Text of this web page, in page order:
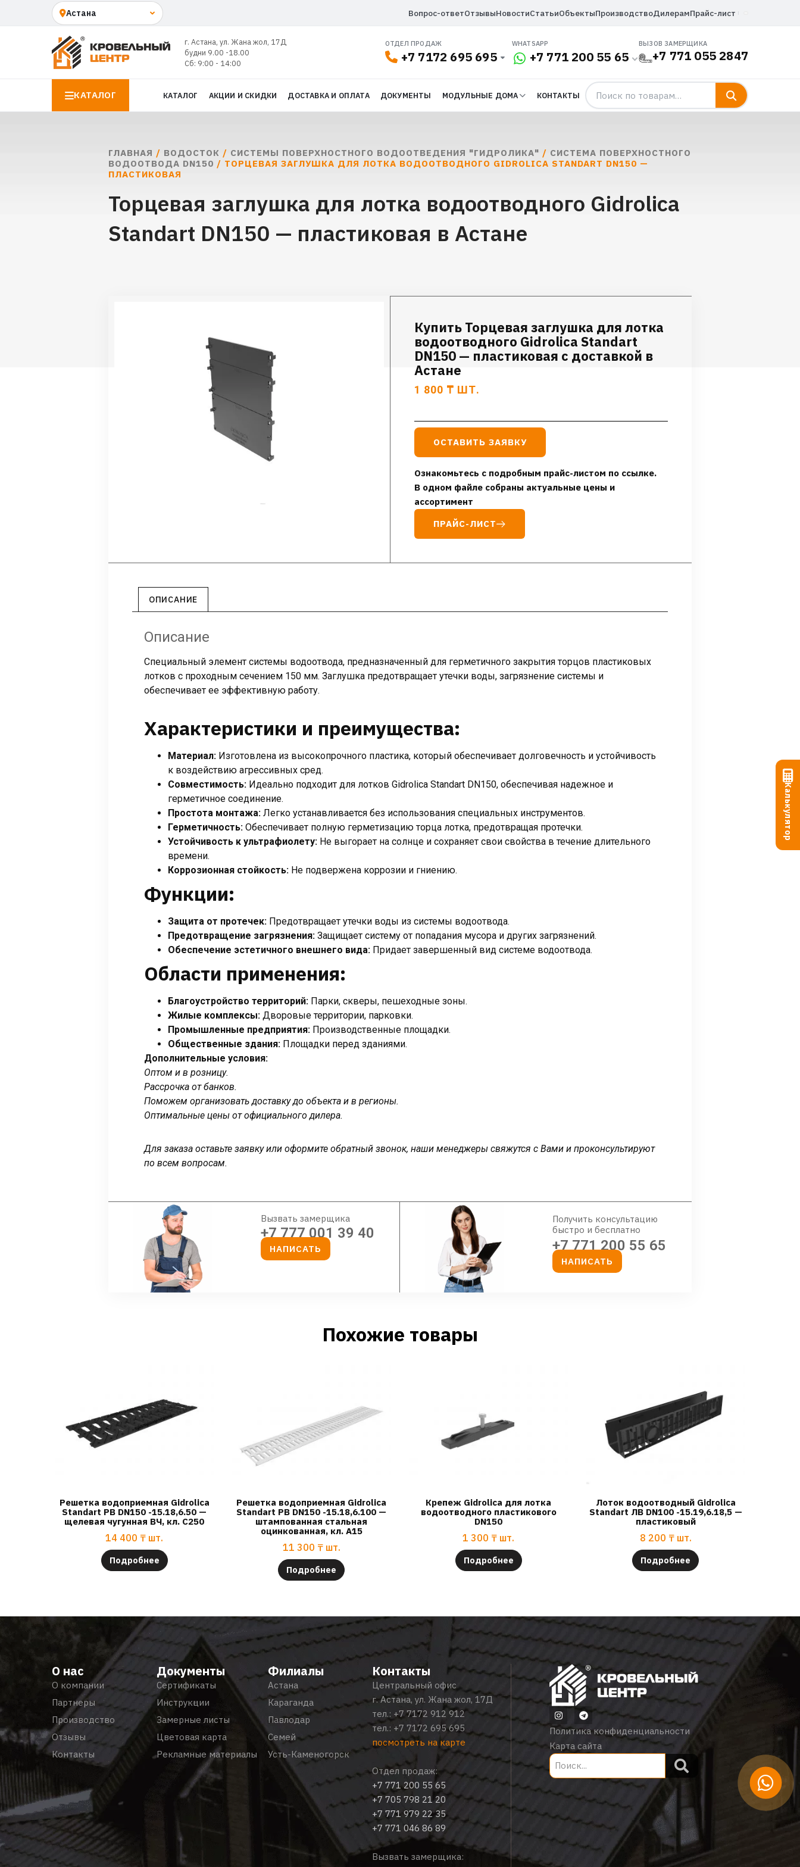
Вопрос-ответОтзывыНовостиСтатьиОбъектыПроизводствоДилерамПрайс-лист
г. Астана, ул. Жана жол, 17Д
будни 9.00 -18.00
Сб: 9:00 - 14:00
ОТДЕЛ ПРОДАЖ
+7 7172 695 695
WHATSAPP
+7 771 200 55 65
ВЫЗОВ ЗАМЕРЩИКА
+7 771 055 2847
КАТАЛОГ КАТАЛОГ АКЦИИ И СКИДКИ ДОСТАВКА И ОПЛАТА ДОКУМЕНТЫ МОДУЛЬНЫЕ ДОМА КОНТАКТЫ
ГЛАВНАЯ / ВОДОСТОК / СИСТЕМЫ ПОВЕРХНОСТНОГО ВОДООТВЕДЕНИЯ "ГИДРОЛИКА" / СИСТЕМА ПОВЕРХНОСТНОГО
ВОДООТВОДА DN150 / ТОРЦЕВАЯ ЗАГЛУШКА ДЛЯ ЛОТКА ВОДООТВОДНОГО GIDROLICA STANDART DN150 —
ПЛАСТИКОВАЯ
Торцевая заглушка для лотка водоотводного Gidrolica
Standart DN150 — пластиковая в Астане
Купить Торцевая заглушка для лотка
водоотводного Gidrolica Standart
DN150 — пластиковая с доставкой в
Астане
1 800 ₸ ШТ.
ОСТАВИТЬ ЗАЯВКУ
Ознакомьтесь с подробным прайс-листом по ссылке.
В одном файле собраны актуальные цены и
ассортимент
ПРАЙС-ЛИСТ
ОПИСАНИЕ
Описание
Специальный элемент системы водоотвода, предназначенный для герметичного закрытия торцов пластиковых
лотков с проходным сечением 150 мм. Заглушка предотвращает утечки воды, загрязнение системы и
обеспечивает ее эффективную работу.
Характеристики и преимущества:
Материал: Изготовлена из высокопрочного пластика, который обеспечивает долговечность и устойчивость
к воздействию агрессивных сред.
Совместимость: Идеально подходит для лотков Gidrolica Standart DN150, обеспечивая надежное и
герметичное соединение.
Простота монтажа: Легко устанавливается без использования специальных инструментов.
Герметичность: Обеспечивает полную герметизацию торца лотка, предотвращая протечки.
Устойчивость к ультрафиолету: Не выгорает на солнце и сохраняет свои свойства в течение длительного
времени.
Коррозионная стойкость: Не подвержена коррозии и гниению.
Функции:
Защита от протечек: Предотвращает утечки воды из системы водоотвода.
Предотвращение загрязнения: Защищает систему от попадания мусора и других загрязнений.
Обеспечение эстетичного внешнего вида: Придает завершенный вид системе водоотвода.
Области применения:
Благоустройство территорий: Парки, скверы, пешеходные зоны.
Жилые комплексы: Дворовые территории, парковки.
Промышленные предприятия: Производственные площадки.
Общественные здания: Площадки перед зданиями.
Дополнительные условия:
Оптом и в розницу.
Рассрочка от банков.
Поможем организовать доставку до объекта и в регионы.
Оптимальные цены от официального дилера.
Для заказа оставьте заявку или оформите обратный звонок, наши менеджеры свяжутся с Вами и проконсультируют
по всем вопросам.
Вызвать замерщика
+7 777 001 39 40
НАПИСАТЬ
Получить консультацию
быстро и бесплатно
+7 771 200 55 65
НАПИСАТЬ
Похожие товары
Решетка водоприемная Gidrolica
Standart РВ DN150 -15.18,6.50 —
щелевая чугунная ВЧ, кл. С250
14 400 ₸ шт.
Подробнее
Решетка водоприемная Gidrolica
Standart РВ DN150 -15.18,6.100 —
штампованная стальная
оцинкованная, кл. А15
11 300 ₸ шт.
Подробнее
Крепеж Gidrolica для лотка
водоотводного пластикового
DN150
1 300 ₸ шт.
Подробнее
Лоток водоотводный Gidrolica
Standart ЛВ DN100 -15.19,6.18,5 —
пластиковый
8 200 ₸ шт.
Подробнее
О нас
О компании
Партнеры
Производство
Отзывы
Контакты
Документы
Сертификаты
Инструкции
Замерные листы
Цветовая карта
Рекламные материалы
Филиалы
Астана
Караганда
Павлодар
Семей
Усть-Каменогорск
Контакты
Центральный офис
г. Астана, ул. Жана жол, 17Д
тел.: +7 7172 912 912
тел.: +7 7172 695 695
посмотреть на карте
Отдел продаж:
+7 771 200 55 65
+7 705 798 21 20
+7 771 979 22 35
+7 771 046 86 89
Вызвать замерщика:
Политика конфиденциальности
Карта сайта
Калькулятор